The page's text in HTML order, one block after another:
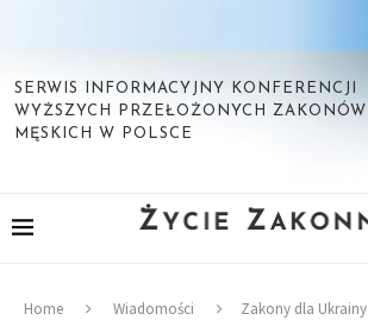
SERWIS INFORMACYJNY KONFERENCJI
WYŻSZYCH PRZEŁOŻONYCH ZAKONÓW
MĘSKICH W POLSCE
Home Wiadomości Zakony dla Ukrainy